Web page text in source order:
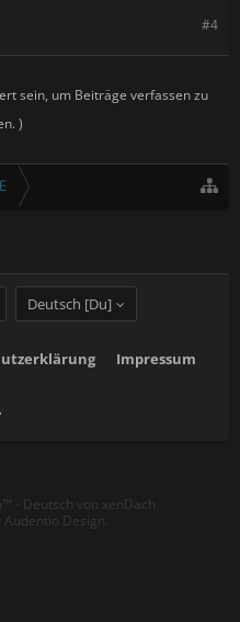
#4
sein, um Beiträge verfassen zu
)
Deutsch [Du]
Impressum
- Deutsch von xenDach
Audentio Design.